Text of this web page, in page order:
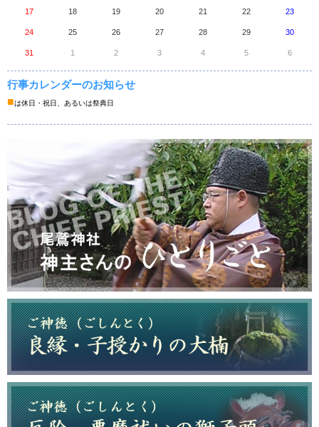
17 18 19 20 21 22 23
24 25 26 27 28 29 30
31 1 2 3 4 5 6
行事カレンダーのお知らせ
■は休日・祝日、あるいは祭典日